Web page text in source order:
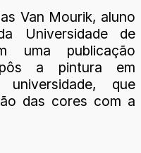
Van Mourik, aluno
Universidade de
uma publicação
a pintura em
que
das cores com a